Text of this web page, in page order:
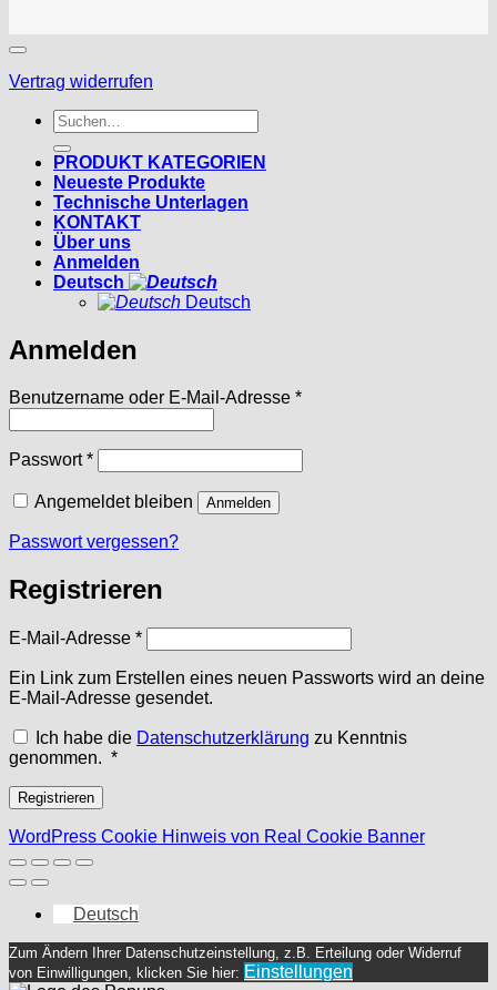
Vertrag widerrufen
Suchen
nach:
PRODUKT KATEGORIEN
Neueste Produkte
Technische Unterlagen
KONTAKT
Über uns
Anmelden
Deutsch
Deutsch
Anmelden
Benutzername oder E-Mail-Adresse *Erforderlich
Passwort*Erforderlich
Angemeldet bleiben Anmelden
Passwort vergessen?
Registrieren
E-Mail-Adresse *Erforderlich
Ein Link zum Erstellen eines neuen Passworts wird an deine
E-Mail-Adresse gesendet.
Ich habe die Datenschutzerklärung zu Kenntnis
genommen. *Erforderlich
Registrieren
WordPress Cookie Hinweis von Real Cookie Banner
Deutsch
Zum Ändern Ihrer Datenschutzeinstellung, z.B. Erteilung oder Widerruf
von Einwilligungen, klicken Sie hier: Einstellungen